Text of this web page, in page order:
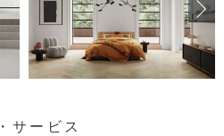
サービス